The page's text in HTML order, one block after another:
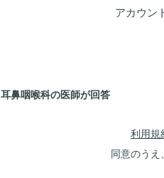
アカウン
耳鼻咽喉科の医師が回答
利用規
同意のうえ